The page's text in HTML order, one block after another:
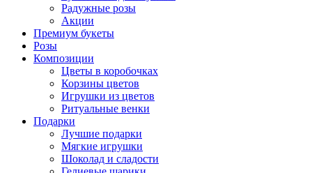
Радужные розы
Акции
Премиум букеты
Розы
Композиции
Цветы в коробочках
Корзины цветов
Игрушки из цветов
Ритуальные венки
Подарки
Лучшие подарки
Мягкие игрушки
Шоколад и сладости